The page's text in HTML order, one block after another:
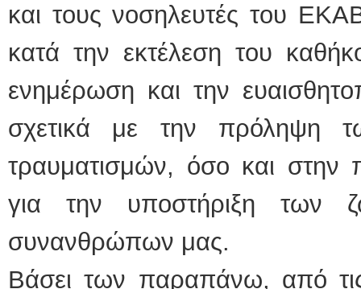
και τους νοσηλευτές του
κατά την εκτέλεση του
ενημέρωση και την
σχετικά με την πρόληψη
τραυματισμών, όσο και
για την υποστήριξη των
συνανθρώπων μας.
Βάσει των παραπάνω, από